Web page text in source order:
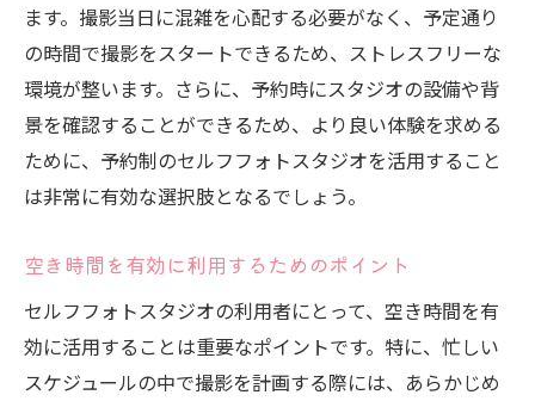
ます。撮影当日に混雑を心配する必要がなく、予定通り
の時間で撮影をスタートできるため、ストレスフリーな
環境が整います。さらに、予約時にスタジオの設備や背
景を確認することができるため、より良い体験を求める
ために、予約制のセルフフォトスタジオを活用すること
は非常に有効な選択肢となるでしょう。
空き時間を有効に利用するためのポイント
セルフフォトスタジオの利用者にとって、空き時間を有
効に活用することは重要なポイントです。特に、忙しい
スケジュールの中で撮影を計画する際には、あらかじめ